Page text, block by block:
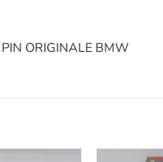
ORIGINALE BMW